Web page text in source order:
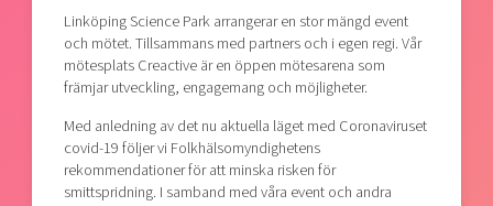
Linköping Science Park arrangerar en stor mängd event
och mötet. Tillsammans med partners och i egen regi. Vår
mötesplats Creactive är en öppen mötesarena som
främjar utveckling, engagemang och möjligheter.
Med anledning av det nu aktuella läget med Coronaviruset
covid-19 följer vi Folkhälsomyndighetens
rekommendationer för att minska risken för
smittspridning. I samband med våra event och andra